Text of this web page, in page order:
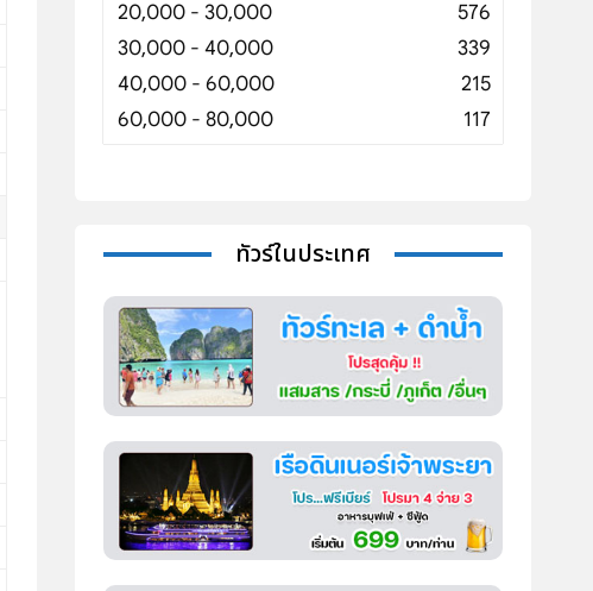
20,000 - 30,000
576
30,000 - 40,000
339
40,000 - 60,000
215
60,000 - 80,000
117
ทัวร์ในประเทศ